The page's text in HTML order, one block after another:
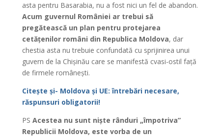
asta pentru Basarabia, nu a fost nici un fel de abandon.
Acum guvernul României ar trebui să
pregătească un plan pentru protejarea
cetățenilor români din Republica Moldova, dar
chestia asta nu trebuie confundată cu sprijinirea unui
guvern de la Chișinău care se manifestă cvasi-ostil față
de firmele românești.
Citește și- Moldova și UE: întrebări necesare,
răspunsuri obligatorii!
PS Acestea nu sunt niște rânduri „împotriva”
Republicii Moldova, este vorba de un